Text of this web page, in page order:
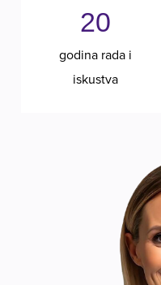
20
godina rada i
iskustva